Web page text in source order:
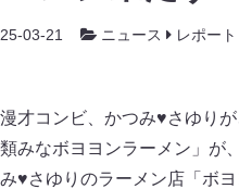
03-21 ニュース レポート
才コンビ、かつみ♥さゆり
類みなボヨヨンラーメン」
♥さゆりのラーメン店「ボ